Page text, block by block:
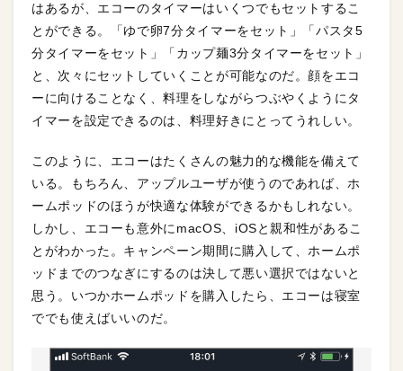
はあるが、エコーのタイマーはいくつでもセットするこ
とができる。「ゆで卵7分タイマーをセット」「パスタ5
分タイマーをセット」「カップ麺3分タイマーをセット」
と、次々にセットしていくことが可能なのだ。顔をエコ
ーに向けることなく、料理をしながらつぶやくようにタ
イマーを設定できるのは、料理好きにとってうれしい。
このように、エコーはたくさんの魅力的な機能を備えて
いる。もちろん、アップルユーザが使うのであれば、ホ
ームポッドのほうが快適な体験ができるかもしれない。
しかし、エコーも意外にmacOS、iOSと親和性があるこ
とがわかった。キャンペーン期間に購入して、ホームポ
ッドまでのつなぎにするのは決して悪い選択ではないと
思う。いつかホームポッドを購入したら、エコーは寝室
ででも使えばいいのだ。